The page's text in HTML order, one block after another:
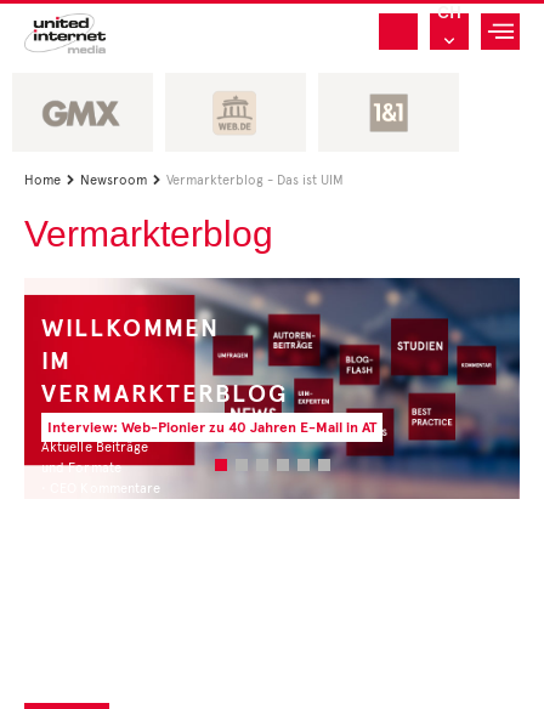
CH
Home  Newsroom  Vermarkterblog - Das ist UIM
Vermarkterblog
WILLKOMMEN
IM
VERMARKTERBLOG
Aktuelle Beiträge
und Formate
• CEO Kommentare
Interview: Web-Pionier zu 40 Jahren E-Mail in AT